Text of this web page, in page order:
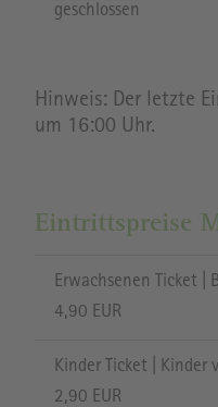
geschlossen
Hinweis: Der letzte
um 16:00 Uhr.
Eintrittspreise
Erwachsenen Ticket |
4,90 EUR
Kinder Ticket | Kinder
2,90 EUR